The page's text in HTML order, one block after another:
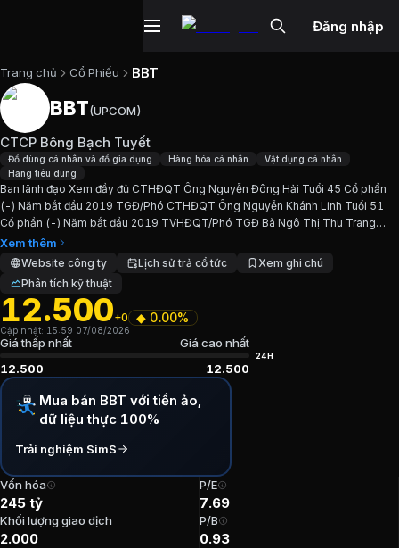
Đăng nhập
Trang chủ Cổ Phiếu BBT
Cổ phiếuBBT—
Cập nhật: 7/8/2026.
Ngành:Đồ dùng cá nhân và đồ gia dụng, Hàng hóa cá
Giới thiệu
Ban lãnh đạo Xem đầy đủ CTHĐQT Ông Nguyễn Đông
Chỉ số tài chínhBBT
Giá hiện tại: 12500VND
Vốn hóa: 245 tỷ đồng
P/E: 7,69
P/B: 0,93
ROE:
ROA:
Tỷ suất cổ tức:
BBT(UPCOM)
CTCP Bông Bạch Tuyết
Đồ dùng cá nhân và đồ gia dụng Hàng hóa cá nhân
Vật dụng cá nhân
Hàng tiêu dùng
Ban lãnh đạo Xem đầy đủ CTHĐQT Ông Nguyễn Đông Hải Tuổi 45 Cổ phần
(-) Năm bắt đầu 2019 TGĐ/Phó CTHĐQT Ông Nguyễn Khánh Linh Tuổi 51
Cổ phần (-) Năm bắt đầu 2019 TVHĐQT/Phó TGĐ Bà Ngô Thị Thu Trang
Tuổi 46 Cổ phần (-) Năm bắt đầu 2010 KTT Bà Thiều Thị Cẩm Tú...
Xem thêm
Website công ty Lịch sử trả cổ tức
Xem ghi chú
Phân tích kỹ thuật
12.500+0 ◆ 0.00%
Cập nhật: 15:59 07/08/2026
Giá thấp nhất
Giá cao nhất
12.500
12.500
24H
Mua bán BBT với tiền ảo,
dữ liệu thực 100%
Trải nghiệm SimS
Vốn hóa
245 tỷ
Khối lượng giao dịch
2.000
P/E
7.69
P/B
0.93